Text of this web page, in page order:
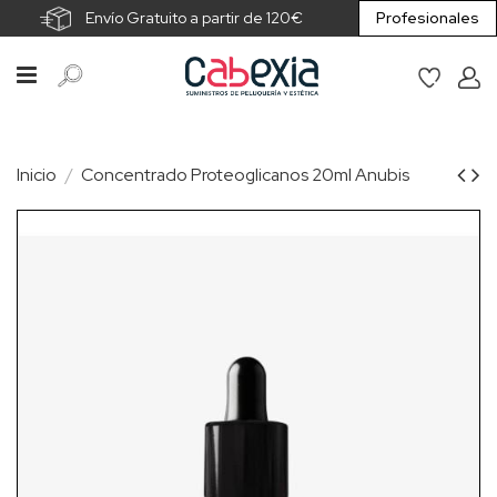
Envío Gratuito a partir de 120€ Profesionales
Inicio Concentrado Proteoglicanos 20ml Anubis